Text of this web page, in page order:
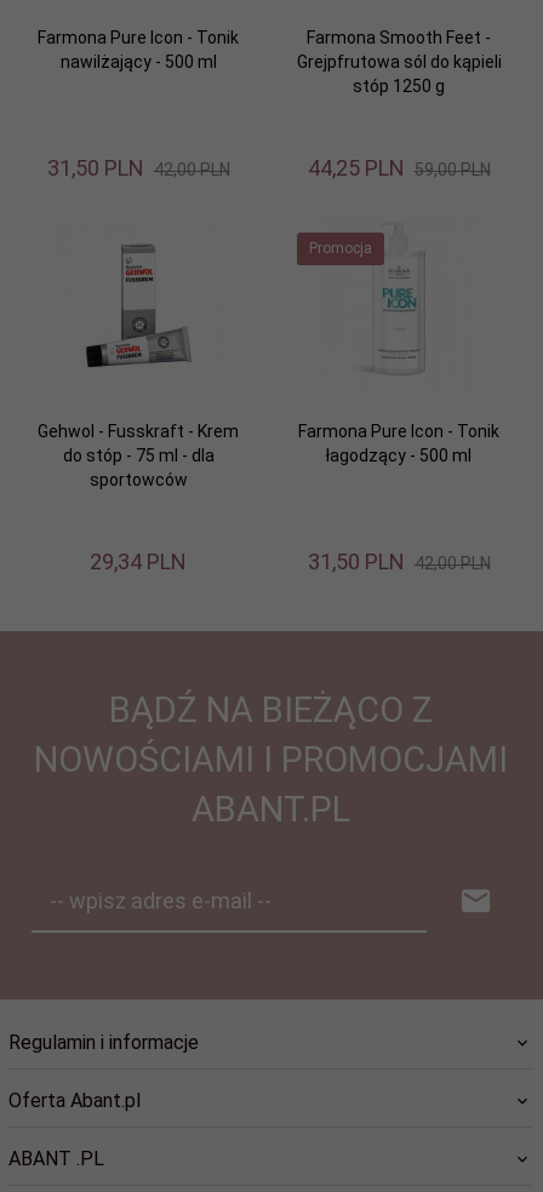
Farmona Pure Icon - Tonik
nawilżający - 500 ml
31,50 PLN 42,00 PLN
Farmona Smooth Feet -
Grejpfrutowa sól do kąpieli
stóp 1250 g
44,25 PLN 59,00 PLN
Gehwol - Fusskraft - Krem
do stóp - 75 ml - dla
sportowców
29,34 PLN
Promocja
Farmona Pure Icon - Tonik
łagodzący - 500 ml
31,50 PLN 42,00 PLN
BĄDŹ NA BIEŻĄCO Z
NOWOŚCIAMI I PROMOCJAMI
ABANT.PL
-- wpisz adres e-mail --
Regulamin i informacje
Oferta Abant.pl
ABANT .PL